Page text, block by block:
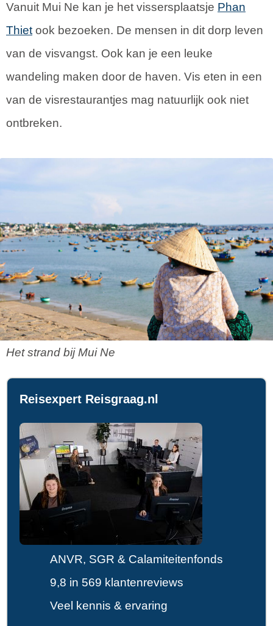
Vanuit Mui Ne kan je het vissersplaatsje Phan
Thietook bezoeken. De mensen in dit dorp leven
van de visvangst. Ook kan je een leuke
wandeling maken door de haven. Vis eten in een
van de visrestaurantjes mag natuurlijk ook niet
ontbreken.
Het strand bij Mui Ne
Reisexpert Reisgraag.nl
ANVR, SGR & Calamiteitenfonds
9,8 in 569 klantenreviews
Veel kennis & ervaring